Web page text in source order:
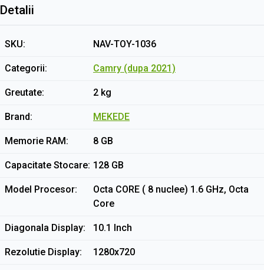
Detalii
SKU NAV-TOY-1036
Categorii Camry (dupa 2021)
Greutate 2 kg
Brand MEKEDE
Memorie RAM 8 GB
Capacitate Stocare 128 GB
Model Procesor
Octa CORE ( 8 nuclee) 1.6 GHz, Octa
Core
Diagonala Display 10.1 Inch
Rezolutie Display 1280x720